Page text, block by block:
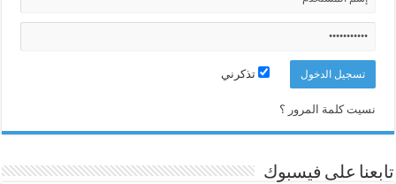
تذكرني
نسيت كلمة المرور ؟
تابعنا على فيسبوك